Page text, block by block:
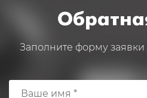
Заполните форму заявки